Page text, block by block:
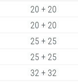
20 + 20
20 + 20
25 + 25
25 + 25
32 + 32